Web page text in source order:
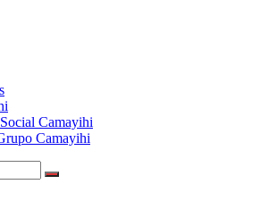
Libre de
Libre de Cúcuta
Camayihi
Camayihi
Search